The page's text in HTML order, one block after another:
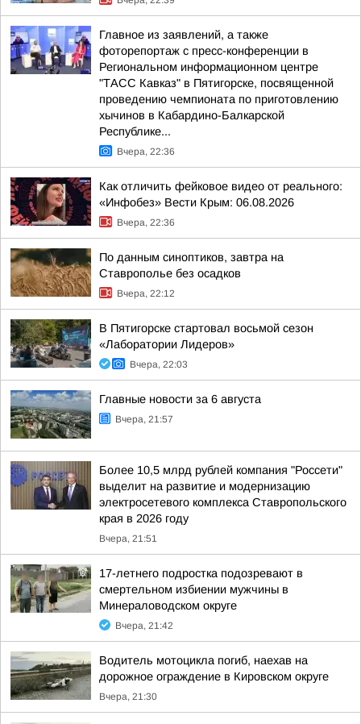
Главное из заявлений, а также
фоторепортаж с пресс-конференции в
Региональном информационном центре
"ТАСС Кавказ" в Пятигорске, посвященной
проведению чемпионата по приготовлению
хычинов в Кабардино-Балкарской
Республике...
Вчера, 22:36
Как отличить фейковое видео от реального:
«Инфобез» Вести Крым: 06.08.2026
Вчера, 22:36
По данным синоптиков, завтра на
Ставрополье без осадков
Вчера, 22:12
В Пятигорске стартовал восьмой сезон
«Лаборатории Лидеров»
Вчера, 22:03
Главные новости за 6 августа
Вчера, 21:57
Более 10,5 млрд рублей компания "Россети"
выделит на развитие и модернизацию
электросетевого комплекса Ставропольского
края в 2026 году
Вчера, 21:51
17-летнего подростка подозревают в
смертельном избиении мужчины в
Минераловодском округе
Вчера, 21:42
Водитель мотоцикла погиб, наехав на
дорожное ограждение в Кировском округе
Вчера, 21:30